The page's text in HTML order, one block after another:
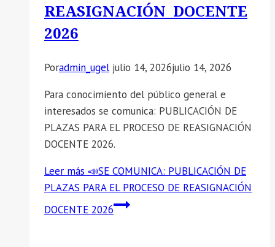
REASIGNACIÓN DOCENTE
2026
Poradmin_ugel julio 14, 2026julio 14, 2026
Para conocimiento del público general e
interesados se comunica: PUBLICACIÓN DE
PLAZAS PARA EL PROCESO DE REASIGNACIÓN
DOCENTE 2026.
Leer más 📣SE COMUNICA: PUBLICACIÓN DE
PLAZAS PARA EL PROCESO DE REASIGNACIÓN
DOCENTE 2026